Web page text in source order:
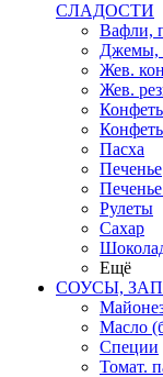
СЛАДОСТИ
Вафли,
Джемы,
Жев.
Жев.
Пасха
Печенье
Рулеты
Сахар
Ещё
СОУСЫ,
Масло
Специи
Томат.